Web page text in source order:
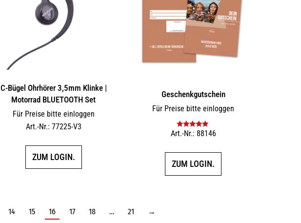
C-Bügel Ohrhörer 3,5mm Klinke |
Motorrad BLUETOOTH Set
Für Preise bitte einloggen
Art.-Nr.: 77225-V3
ZUM LOGIN.
Geschenkgutschein
Für Preise bitte einloggen
Bewertet mit
Art.-Nr.: 88146
ZUM LOGIN.
14 15 16 17 18 … 21 →